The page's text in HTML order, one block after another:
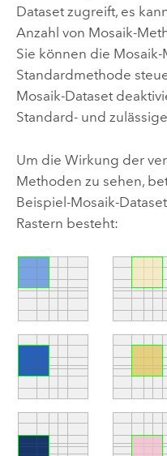
Dataset zugreift, es
Anzahl von Mosaik-
Sie können die
Standardmethode
Mosaik-Dataset
Standard- und
Um die Wirkung der
Methoden zu sehen,
Beispiel-Mosaik-
Rastern besteht: